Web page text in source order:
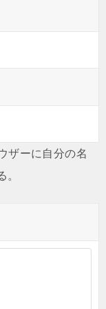
ザーに自分の名
。